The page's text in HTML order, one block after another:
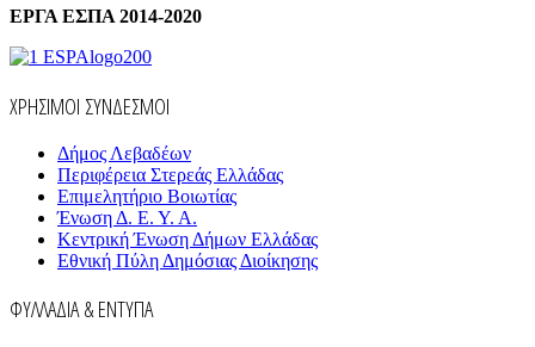
ΕΡΓΑ ΕΣΠΑ 2014-2020
ΧΡΗΣΙΜΟΙ ΣΥΝΔΕΣΜΟΙ
Δήμος Λεβαδέων
Περιφέρεια Στερεάς Ελλάδας
Επιμελητήριο Βοιωτίας
Ένωση Δ. Ε. Υ. Α.
Κεντρική Ένωση Δήμων Ελλάδας
Εθνική Πύλη Δημόσιας Διοίκησης
ΦΥΛΛΑΔΙΑ & ΕΝΤΥΠΑ